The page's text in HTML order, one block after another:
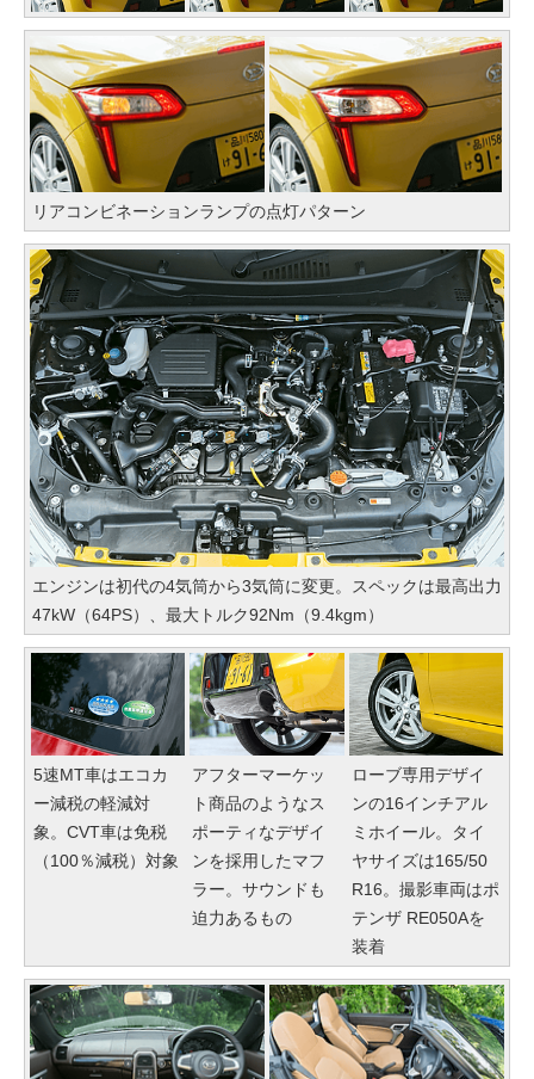
リアコンビネーションランプの点灯パターン
エンジンは初代の4気筒から3気筒に変更。スペックは最高出力
47kW（64PS）、最大トルク92Nm（9.4kgm）
5速MT車はエコカ
ー減税の軽減対
象。CVT車は免税
（100％減税）対象
アフターマーケッ
ト商品のようなス
ポーティなデザイ
ンを採用したマフ
ラー。サウンドも
迫力あるもの
ローブ専用デザイ
ンの16インチアル
ミホイール。タイ
ヤサイズは165/50
R16。撮影車両はポ
テンザ RE050Aを
装着